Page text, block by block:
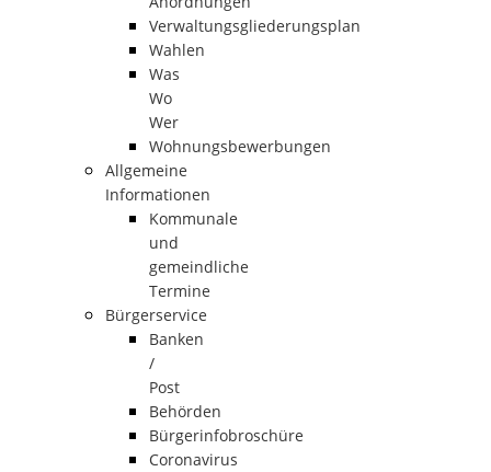
Verwaltungsgliederungsplan
Wahlen
Was
Wo
Wer
Wohnungsbewerbungen
Allgemeine
Informationen
Kommunale
und
gemeindliche
Termine
Bürgerservice
Banken
/
Post
Behörden
Bürgerinfobroschüre
Coronavirus